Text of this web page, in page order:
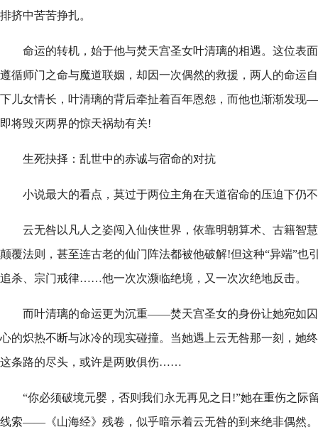
排挤中苦苦挣扎。
命运的转机，始于他与焚天宫圣女叶清璃的相遇。这位表
遵循师门之命与魔道联姻，却因一次偶然的救援，两人的命运
下儿女情长，叶清璃的背后牵扯着百年恩怨，而他也渐渐发
即将毁灭两界的惊天祸劫有关!
生死抉择：乱世中的赤诚与宿命的对抗
小说最大的看点，莫过于两位主角在天道宿命的压迫下仍
云无咎以凡人之姿闯入仙侠世界，依靠明朝算术、古籍智
颠覆法则，甚至连古老的仙门阵法都被他破解!但这种“异端”也
追杀、宗门戒律……他一次次濒临绝境，又一次次绝地反击。
而叶清璃的命运更为沉重——焚天宫圣女的身份让她宛如
心的炽热不断与冰冷的现实碰撞。当她遇上云无咎那一刻，她
这条路的尽头，或许是两败俱伤……
“你必须破境元婴，否则我们永无再见之日!”她在重伤之际
线索——《山海经》残卷，似乎暗示着云无咎的到来绝非偶然。